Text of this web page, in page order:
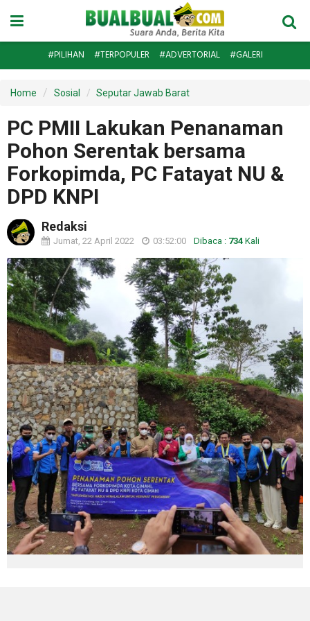
#PILIHAN #TERPOPULER #ADVERTORIAL #GALERI
Home Sosial Seputar Jawab Barat
PC PMII Lakukan Penanaman
Pohon Serentak bersama
Forkopimda, PC Fatayat NU &
DPD KNPI
Redaksi
Jumat, 22 April 2022 03:52:00 Dibaca : 734 Kali